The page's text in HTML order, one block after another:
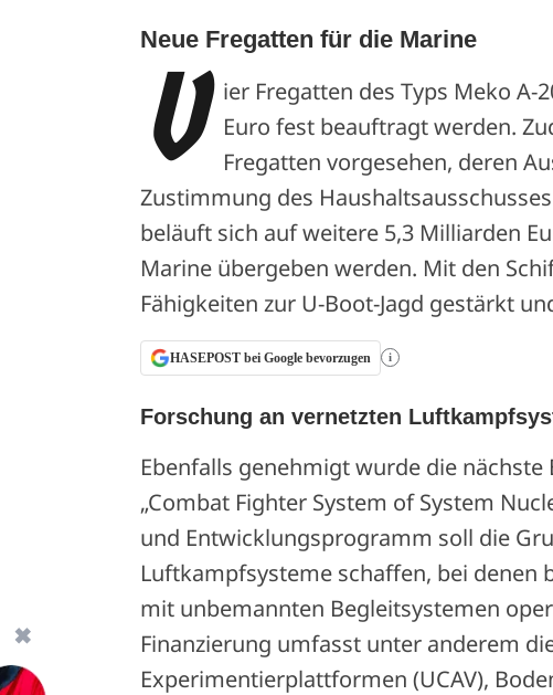
Neue Fregatten für die Marine
V
ier Fregatten des Typs Meko
Euro fest beauftragt werden.
Fregatten vorgesehen, deren
Zustimmung des
beläuft sich auf weitere 5,3 Milliarden
Marine übergeben werden. Mit den
Fähigkeiten zur U-Boot-Jagd gestärkt
HASEPOST bei Google bevorzugen i
Forschung an vernetzten
Ebenfalls genehmigt wurde die
„Combat Fighter System of System
und Entwicklungsprogramm soll die
Luftkampfsysteme schaffen, bei denen
mit unbemannten Begleitsystemen
Finanzierung umfasst unter anderem
Experimentierplattformen (UCAV),
✖